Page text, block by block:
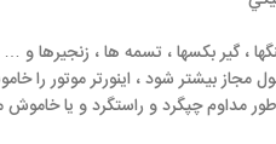
، گير بکسها ، تسمه ها ،
مجاز بيشتر شود ، اينورتر موتور را
طور مداوم چپگرد و راستگرد و يا